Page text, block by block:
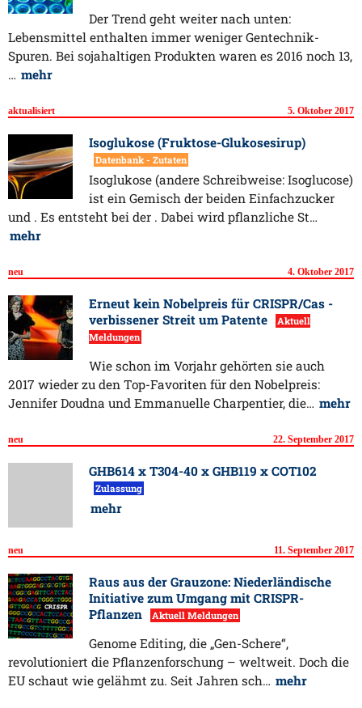
Der Trend geht weiter nach unten:
Lebensmittel enthalten immer weniger Gentechnik-
Spuren. Bei sojahaltigen Produkten waren es 2016 noch 13,
… mehr
aktualisiert 5. Oktober 2017
Isoglukose (Fruktose-Glukosesirup)
Datenbank - Zutaten
Isoglukose (andere Schreibweise: Isoglucose)
ist ein Gemisch der beiden Einfachzucker
und . Es entsteht bei der . Dabei wird pflanzliche St…
mehr
neu 4. Oktober 2017
Erneut kein Nobelpreis für CRISPR/Cas -
verbissener Streit um Patente
Aktuell
Meldungen
Wie schon im Vorjahr gehörten sie auch
2017 wieder zu den Top-Favoriten für den Nobelpreis:
Jennifer Doudna und Emmanuelle Charpentier, die… mehr
neu 22. September 2017
GHB614 x T304-40 x GHB119 x COT102
Zulassung
mehr
neu 11. September 2017
Raus aus der Grauzone: Niederländische
Initiative zum Umgang mit CRISPR-
Pflanzen
Aktuell Meldungen
Genome Editing, die „Gen-Schere“,
revolutioniert die Pflanzenforschung – weltweit. Doch die
EU schaut wie gelähmt zu. Seit Jahren sch… mehr